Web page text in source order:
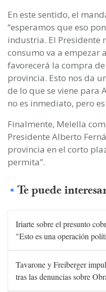
En este sentido, el
“esperamos que eso
industria. El Presidente
consumo va a empezar
favorecerá la compra
provincia. Esto nos da
de lo que se viene para
no es inmediato, pero
Finalmente, Melella
Presidente Alberto
provincia en el corto
permita”.
Te puede
Iriarte sobre el presunto
"Esto es una operación
Tavarone y Freiberger
tras las denuncias sobre